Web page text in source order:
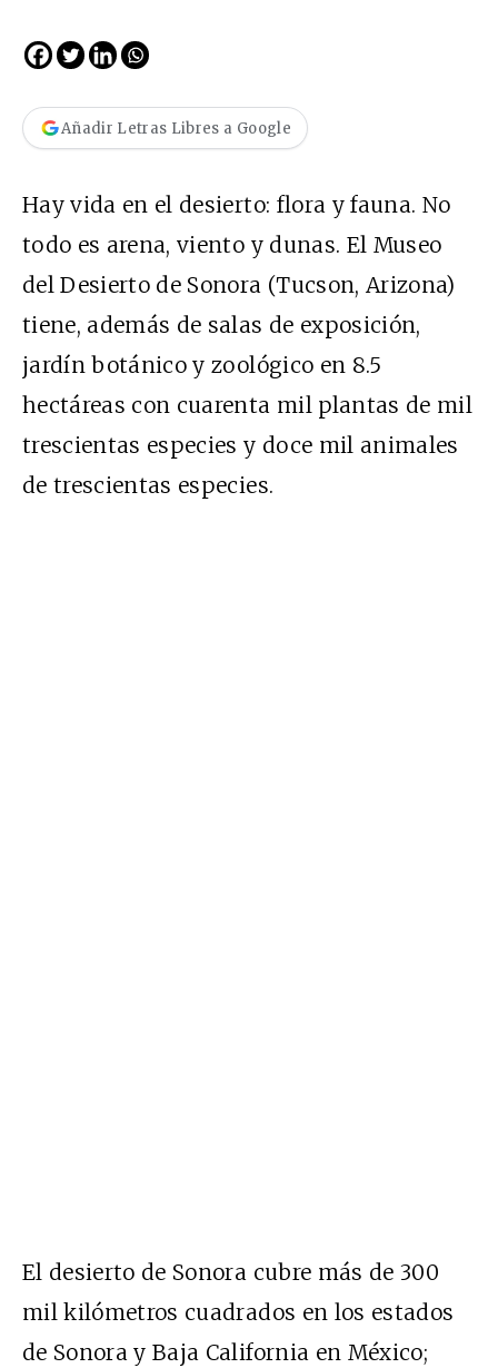
Añadir Letras Libres a Google
Hay vida en el desierto: flora y fauna. No
todo es arena, viento y dunas. El Museo
del Desierto de Sonora (Tucson, Arizona)
tiene, además de salas de exposición,
jardín botánico y zoológico en 8.5
hectáreas con cuarenta mil plantas de mil
trescientas especies y doce mil animales
de trescientas especies.
El desierto de Sonora cubre más de 300
mil kilómetros cuadrados en los estados
de Sonora y Baja California en México;